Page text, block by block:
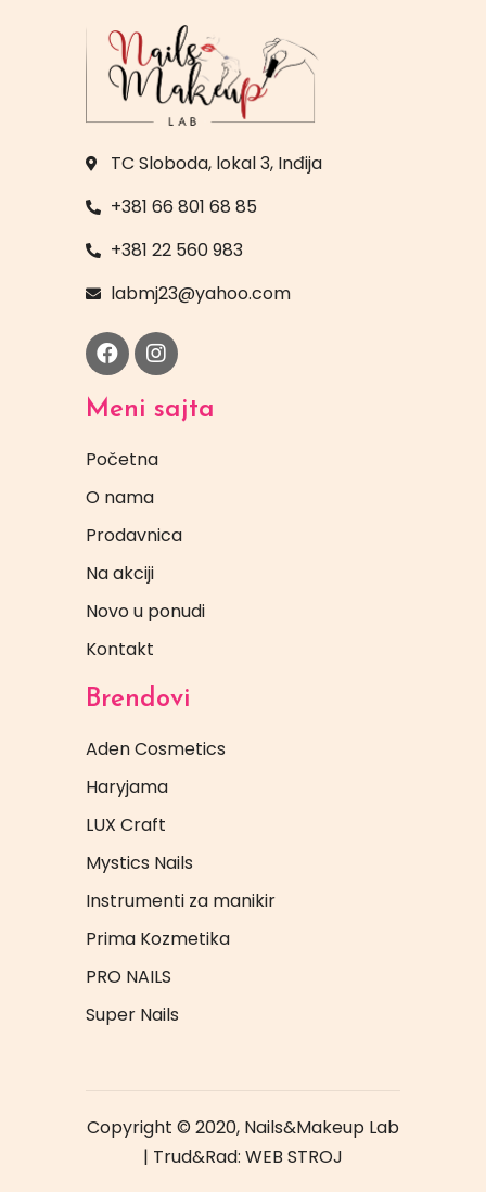
TC Sloboda, lokal 3, Inđija
+381 66 801 68 85
+381 22 560 983
labmj23@yahoo.com
Meni sajta
Početna
O nama
Prodavnica
Na akciji
Novo u ponudi
Kontakt
Brendovi
Aden Cosmetics
Haryjama
LUX Craft
Mystics Nails
Instrumenti za manikir
Prima Kozmetika
PRO NAILS
Super Nails
Copyright © 2020, Nails&Makeup Lab
| Trud&Rad: WEB STROJ